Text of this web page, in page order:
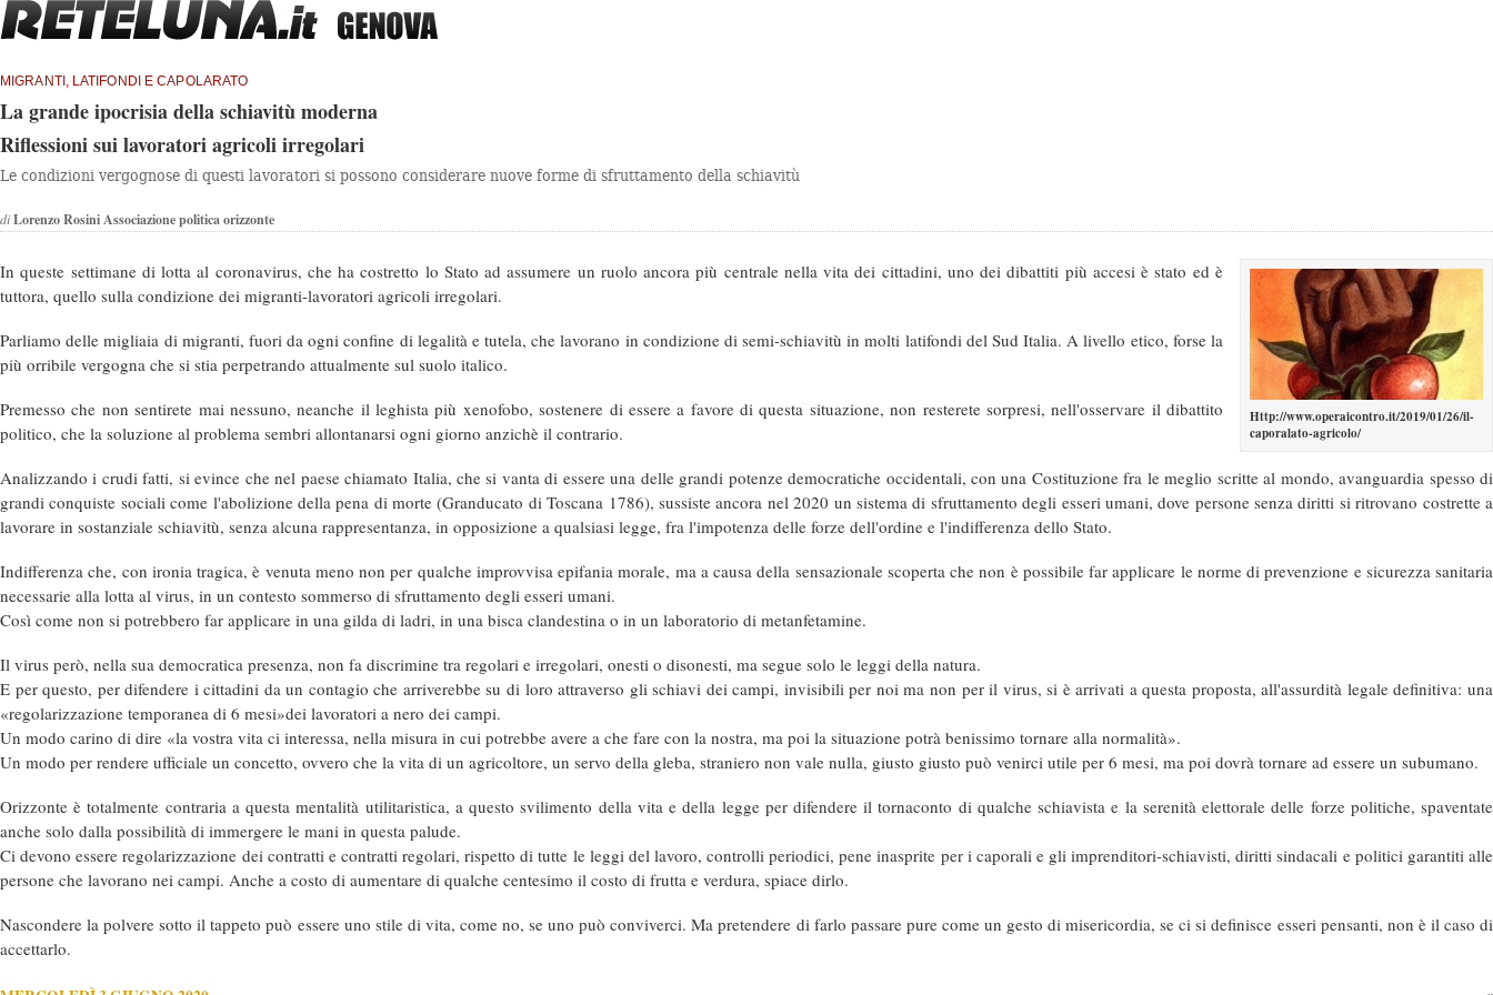
MIGRANTI, LATIFONDI E CAPOLARATO
La grande ipocrisia della schiavitù moderna
Riflessioni sui lavoratori agricoli irregolari
Le condizioni vergognose di questi lavoratori si possono considerare nuove forme di sfruttamento della schiavitù
diLorenzo Rosini Associazione politica orizzonte
Http://www.operaicontro.it/2019/01/26/il-
caporalato-agricolo/
In queste settimane di lotta al coronavirus, che ha costretto lo Stato ad assumere un ruolo ancora più centrale nella vita dei cittadini, uno dei dibattiti più accesi è stato ed è
tuttora, quello sulla condizione dei migranti-lavoratori agricoli irregolari.
Parliamo delle migliaia di migranti, fuori da ogni confine di legalità e tutela, che lavorano in condizione di semi-schiavitù in molti latifondi del Sud Italia. A livello etico, forse la
più orribile vergogna che si stia perpetrando attualmente sul suolo italico.
Premesso che non sentirete mai nessuno, neanche il leghista più xenofobo, sostenere di essere a favore di questa situazione, non resterete sorpresi, nell'osservare il dibattito
politico, che la soluzione al problema sembri allontanarsi ogni giorno anzichè il contrario.
Analizzando i crudi fatti, si evince che nel paese chiamato Italia, che si vanta di essere una delle grandi potenze democratiche occidentali, con una Costituzione fra le meglio scritte al mondo, avanguardia spesso di
grandi conquiste sociali come l'abolizione della pena di morte (Granducato di Toscana 1786), sussiste ancora nel 2020 un sistema di sfruttamento degli esseri umani, dove persone senza diritti si ritrovano costrette a
lavorare in sostanziale schiavitù, senza alcuna rappresentanza, in opposizione a qualsiasi legge, fra l'impotenza delle forze dell'ordine e l'indifferenza dello Stato.
Indifferenza che, con ironia tragica, è venuta meno non per qualche improvvisa epifania morale, ma a causa della sensazionale scoperta che non è possibile far applicare le norme di prevenzione e sicurezza sanitaria
necessarie alla lotta al virus, in un contesto sommerso di sfruttamento degli esseri umani.
Così come non si potrebbero far applicare in una gilda di ladri, in una bisca clandestina o in un laboratorio di metanfetamine.
Il virus però, nella sua democratica presenza, non fa discrimine tra regolari e irregolari, onesti o disonesti, ma segue solo le leggi della natura.
E per questo, per difendere i cittadini da un contagio che arriverebbe su di loro attraverso gli schiavi dei campi, invisibili per noi ma non per il virus, si è arrivati a questa proposta, all'assurdità legale definitiva: una
«regolarizzazione temporanea di 6 mesi»dei lavoratori a nero dei campi.
Un modo carino di dire «la vostra vita ci interessa, nella misura in cui potrebbe avere a che fare con la nostra, ma poi la situazione potrà benissimo tornare alla normalità».
Un modo per rendere ufficiale un concetto, ovvero che la vita di un agricoltore, un servo della gleba, straniero non vale nulla, giusto giusto può venirci utile per 6 mesi, ma poi dovrà tornare ad essere un subumano.
Orizzonte è totalmente contraria a questa mentalità utilitaristica, a questo svilimento della vita e della legge per difendere il tornaconto di qualche schiavista e la serenità elettorale delle forze politiche, spaventate
anche solo dalla possibilità di immergere le mani in questa palude.
Ci devono essere regolarizzazione dei contratti e contratti regolari, rispetto di tutte le leggi del lavoro, controlli periodici, pene inasprite per i caporali e gli imprenditori-schiavisti, diritti sindacali e politici garantiti alle
persone che lavorano nei campi. Anche a costo di aumentare di qualche centesimo il costo di frutta e verdura, spiace dirlo.
Nascondere la polvere sotto il tappeto può essere uno stile di vita, come no, se uno può conviverci. Ma pretendere di farlo passare pure come un gesto di misericordia, se ci si definisce esseri pensanti, non è il caso di
accettarlo.